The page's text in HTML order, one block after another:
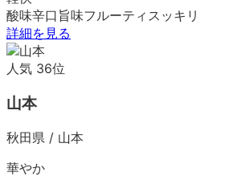
酸味辛口 旨味フルーティ スッキリ
詳細を見る
人気 36位
山本
秋田県 / 山本
華やか